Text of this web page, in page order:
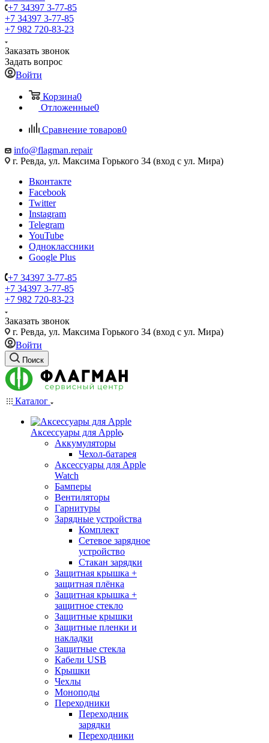
+7 34397 3-77-85
+7 34397 3-77-85
+7 982 720-83-23
Заказать звонок
Задать вопрос
Войти
Корзина0
Отложенные0
Сравнение товаров0
info@flagman.repair
г. Ревда, ул. Максима Горького 34 (вход с ул. Мира)
Вконтакте
Facebook
Twitter
Instagram
Telegram
YouTube
Одноклассники
Google Plus
+7 34397 3-77-85
+7 34397 3-77-85
+7 982 720-83-23
Заказать звонок
г. Ревда, ул. Максима Горького 34 (вход с ул. Мира)
Войти
Поиск
Каталог
Аксессуары для Apple
Аккумуляторы
Чехол-батарея
Аксессуары для Apple
Watch
Бамперы
Вентиляторы
Гарнитуры
Зарядные устройства
Комплект
Сетевое зарядное
устройство
Стакан зарядки
Защитная крышка +
защитная плёнка
Защитная крышка +
защитное стекло
Защитные крышки
Защитные пленки и
накладки
Защитные стекла
Кабели USB
Крышки
Чехлы
Моноподы
Переходники
Переходник
зарядки
Переходники